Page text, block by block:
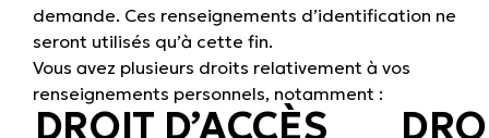
demande. Ces renseignements d’identification ne
seront utilisés qu’à cette fin.
Vous avez plusieurs droits relativement à vos
renseignements personnels, notamment :
DROIT D’ACCÈS